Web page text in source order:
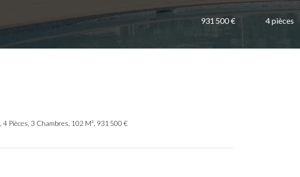
931 500 € 4 pièces
Pièces, 3 Chambres, 102 M², 931 500 €